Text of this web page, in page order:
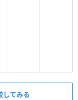
してみる